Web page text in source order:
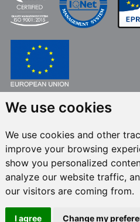
We use cookies
We use cookies and other
improve your browsing
show you personalized
analyze our website traffic,
our visitors are coming from.
I agree Change my
FONDO EUROPEO DE DESARROLLO
FRECAN S.L.U.en el marco del Programa
de ICEX y con la cofinanciación del
este apoyo es contribuir al desarrollo
entorno.
Todos los
Política de calidad
09/08/2026.
Avisos Legales- Política